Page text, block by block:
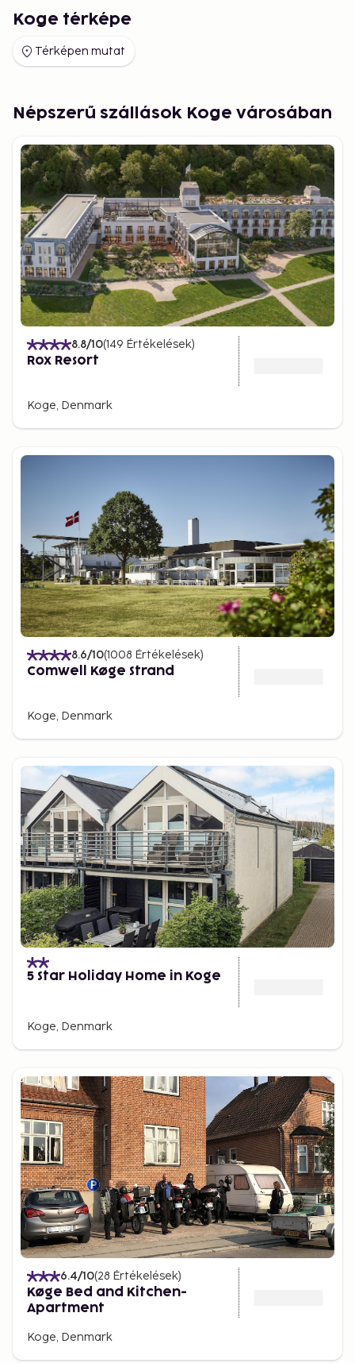
Koge térképe
Térképen mutat
Népszerű szállások Koge városában
8.8/10(149 Értékelések)
Rox Resort
Koge, Denmark
8.6/10(1008 Értékelések)
Comwell Køge Strand
Koge, Denmark
5 Star Holiday Home in Koge
Koge, Denmark
6.4/10(28 Értékelések)
Køge Bed and Kitchen-
Apartment
Koge, Denmark